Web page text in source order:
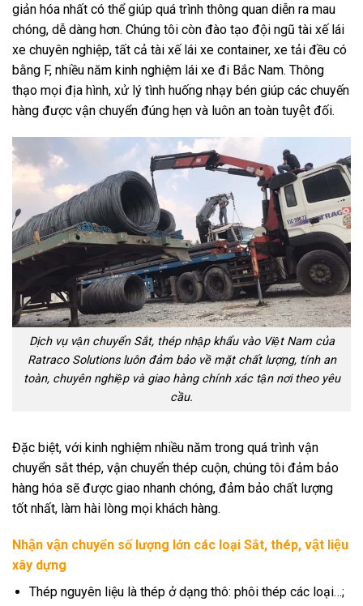
giản hóa nhất có thể giúp quá trình thông quan diễn ra mau
chóng, dễ dàng hơn. Chúng tôi còn đào tạo đội ngũ tài xế lái
xe chuyên nghiệp, tất cả tài xế lái xe container, xe tải đều có
bằng F, nhiều năm kinh nghiệm lái xe đi Bắc Nam. Thông
thạo mọi địa hình, xử lý tình huống nhạy bén giúp các chuyến
hàng được vận chuyển đúng hẹn và luôn an toàn tuyệt đối.
Dịch vụ vận chuyển Sắt, thép nhập khẩu vào Việt Nam của
Ratraco Solutions luôn đảm bảo về mặt chất lượng, tính an
toàn, chuyên nghiệp và giao hàng chính xác tận nơi theo yêu
cầu.
Đặc biệt, với kinh nghiệm nhiều năm trong quá trình vận
chuyển sắt thép, vận chuyển thép cuộn, chúng tôi đảm bảo
hàng hóa sẽ được giao nhanh chóng, đảm bảo chất lượng
tốt nhất, làm hài lòng mọi khách hàng.
Nhận vận chuyển số lượng lớn các loại Sắt, thép, vật liệu
xây dựng
Thép nguyên liệu là thép ở dạng thô: phôi thép các loại…;